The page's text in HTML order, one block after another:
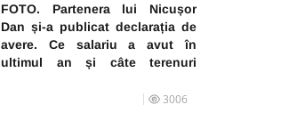
FOTO. Partenera lui Nicușor
Dan și-a publicat declarația de
avere. Ce salariu a avut în
ultimul an și câte terenuri
3006